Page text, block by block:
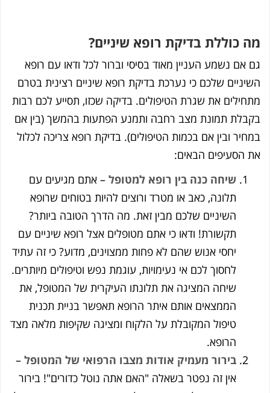
מה כוללת בדיקת רופא שיניים?
גם אם נשמע העניין מאוד בסיסי וברור לכל ודאו עם רופא
השיניים שלכם כי נערכת בדיקת רופא שיניים רצינית בטרם
מתחילים את שגרת הטיפולים. בדיקה שכזו, תסייע לכם רבות
בקבלת תמונת מצב רחבה ותמנע הפתעות בהמשך (בין אם
במחיר ובין אם בכמות הטיפולים). בדיקת רופא צריכה לכלול
את הסעיפים הבאים:
שיחה כנה בין רופא למטופל – אתם מגיעים עם
תלונה, כאב או מטרד ורוצים להיות בטוחים שרופא
השיניים שלכם מבין זאת. מה הדרך הטובה ביותר?
תקשורת! ודאו כי אתם מטופלים אצל רופא שיניים עם
יחסי אנוש שהם לא פחות ממצוינים, מדוע? כי זה עתיד
לחסוך לכם אי נעימויות, עוגמת נפש וטיפולים מיותרים.
שיחה המציגה את תלונתו העיקרית של המטופל, את
הממצאים אותם איתר הרופא תאפשר בניית תכנית
טיפול המקובלת על הלקוח ומציגה שקיפות מלאה מצד
הרופא.
בירור מעמיק אודות מצבו הרפואי של המטופל –
אין זה נפטר בשאלה "האם אתה נוטל כדורים"! בירור